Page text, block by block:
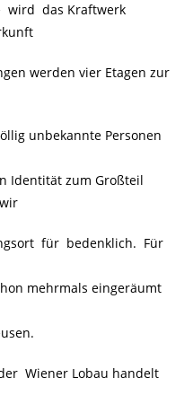
wird das Kraftwerk
werden vier Etagen zur
unbekannte Personen
zum Großteil
für bedenklich. Für
mehrmals eingeräumt
Wiener Lobau handelt